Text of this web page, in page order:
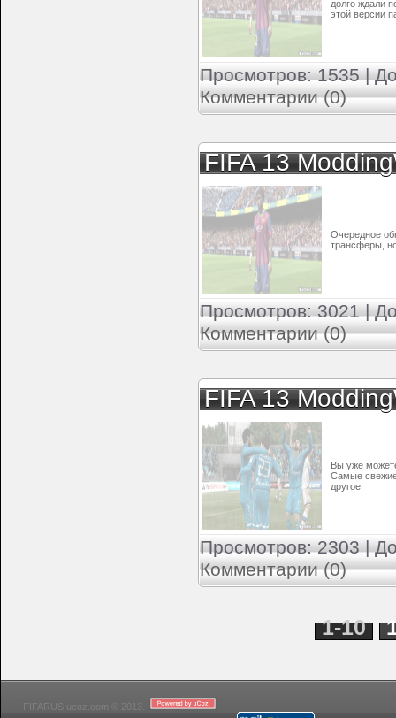
долго ждали
этой версии
Просмотров: 1535 |
Комментарии (0)
FIFA 13
Очередное
трансферы,
Просмотров: 3021 |
Комментарии (0)
FIFA 13
Вы уже
Самые
другое.
Просмотров: 2303 |
Комментарии (0)
1-10
FIFARUS.ucoz.com © 2013.